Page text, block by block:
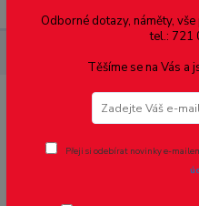
SL-384 PECO -
Novinka
Odborné dotazy, náměty,
tel.: 721
Těšíme se na Vás a
Přeji si odebírat novinky e-